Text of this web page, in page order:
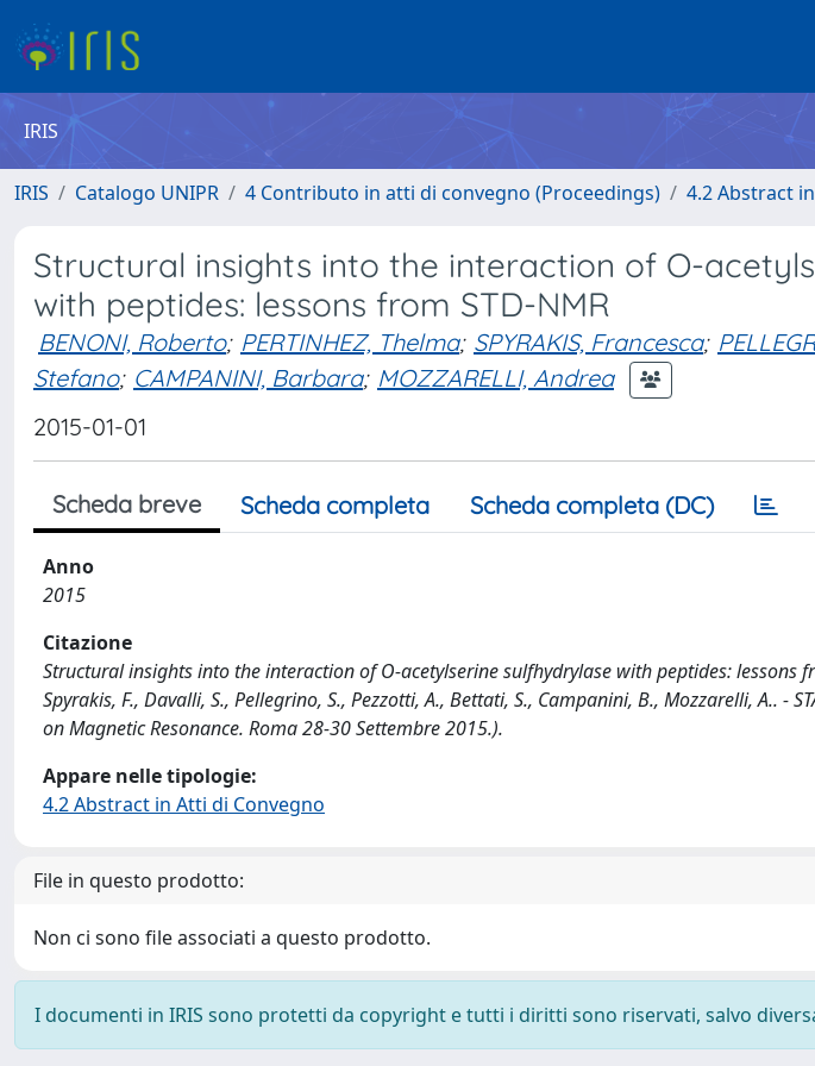
IRIS
IRIS Catalogo UNIPR 4 Contributo in atti di convegno (Proceedings) 4.2 Abstract
Structural insights into the interaction of O-
with peptides: lessons from STD-NMR
BENONI, Roberto; PERTINHEZ, Thelma; SPYRAKIS, Francesca;
Stefano; CAMPANINI, Barbara; MOZZARELLI, Andrea
2015-01-01
Scheda breve Scheda completa Scheda completa (DC)
Anno
2015
Citazione
Structural insights into the interaction of O-acetylserine sulfhydrylase with peptides: lessons
Spyrakis, F., Davalli, S., Pellegrino, S., Pezzotti, A., Bettati, S., Campanini, B., Mozzarelli, A.. -
on Magnetic Resonance. Roma 28-30 Settembre 2015.).
Appare nelle tipologie:
4.2 Abstract in Atti di Convegno
File in questo prodotto:
Non ci sono file associati a questo prodotto.
I documenti in IRIS sono protetti da copyright e tutti i diritti sono riservati, salvo